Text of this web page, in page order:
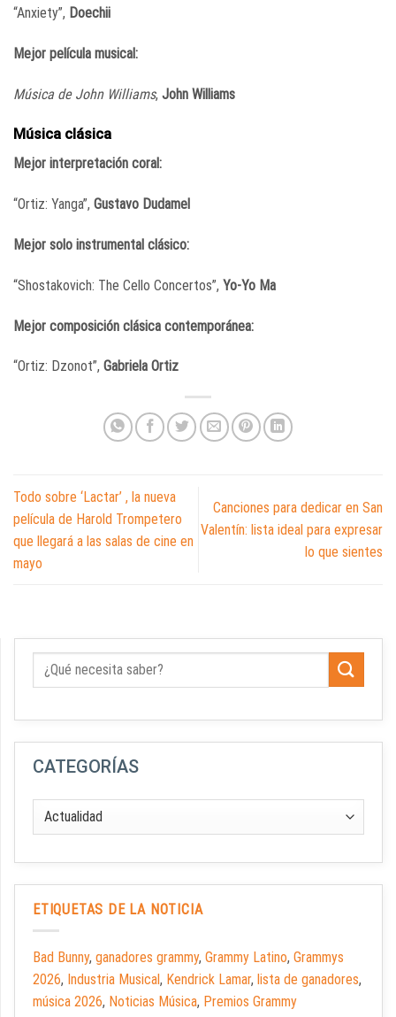
“Anxiety”, Doechii
Mejor película musical:
Música de John Williams, John Williams
Música clásica
Mejor interpretación coral:
“Ortiz: Yanga”, Gustavo Dudamel
Mejor solo instrumental clásico:
“Shostakovich: The Cello Concertos”, Yo-Yo Ma
Mejor composición clásica contemporánea:
“Ortiz: Dzonot”, Gabriela Ortiz
Todo sobre ‘Lactar’ , la nueva
película de Harold Trompetero
que llegará a las salas de cine en
mayo
Canciones para dedicar en San
Valentín: lista ideal para expresar
lo que sientes
CATEGORÍAS
ETIQUETAS DE LA NOTICIA
Bad Bunny, ganadores grammy, Grammy Latino, Grammys
2026, Industria Musical, Kendrick Lamar, lista de ganadores,
música 2026, Noticias Música, Premios Grammy